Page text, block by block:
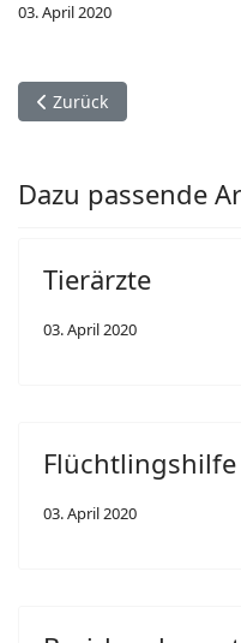
03. April 2020
Vorheriger Beitrag:
Zurück
Dazu passende
Tierärzte
03. April 2020
Flüchtlingshilfe
03. April 2020